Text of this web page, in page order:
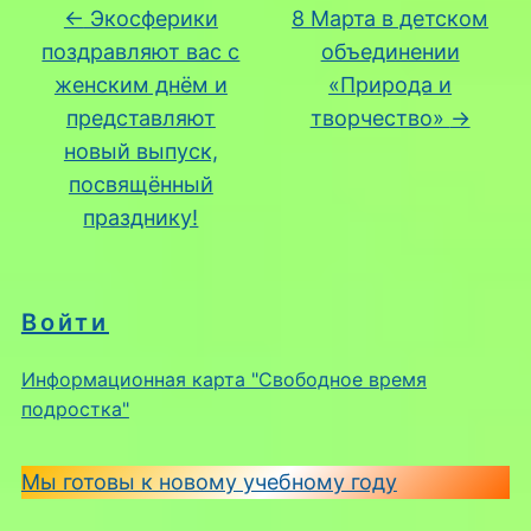
Войти
Информационная карта "Свободное время
подростка"
Мы готовы к новому учебному году
← Экосферики
поздравляют вас с
женским днём и
представляют
новый выпуск,
посвящённый
празднику!
8 Марта в детском
объединении
«Природа и
творчество» →